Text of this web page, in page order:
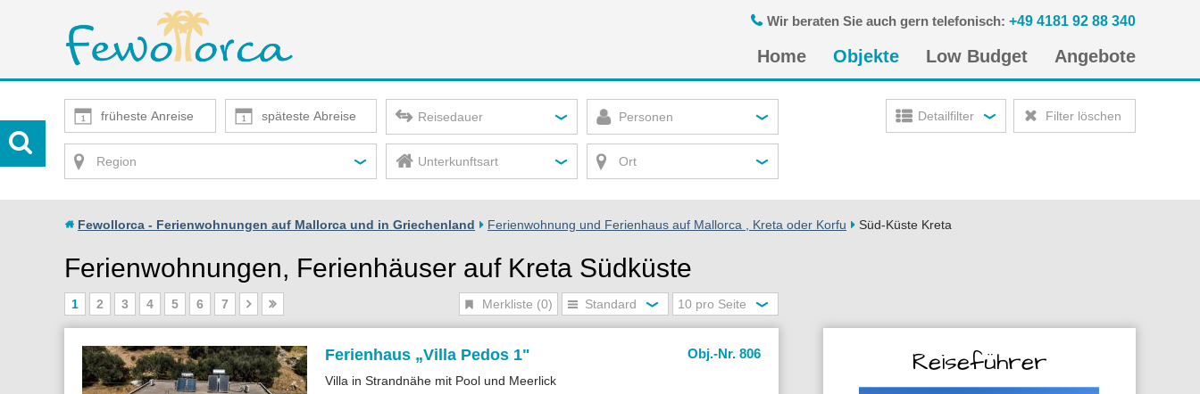
Wir beraten Sie auch gern telefonisch: +49 4181 92 88 340
überspringen
Home Objekte Low Budget Angebote
Reisedauer Personen
Region Unterkunftsart Ort
Filter löschen
Detailfilter
Fewollorca - Ferienwohnungen auf Mallorca und in Griechenland Ferienwohnung und Ferienhaus auf Mallorca , Kreta oder Korfu Süd-Küste Kreta
Ferienwohnungen, Ferienhäuser auf Kreta Südküste
1 2 3 4 5 6 7 Merkliste (0) Standard 10 pro Seite
Ferienhaus „Villa Pedos 1" Obj.-Nr. 806
Villa in Strandnähe mit Pool und Meerlick
Reiseführer